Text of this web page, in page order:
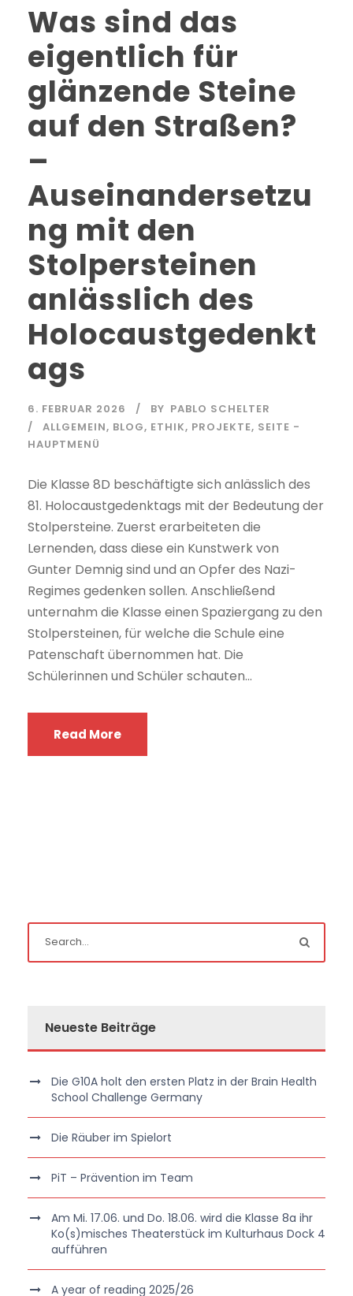
Was sind das
eigentlich für
glänzende Steine
auf den Straßen?
–
Auseinandersetzu
ng mit den
Stolpersteinen
anlässlich des
Holocaustgedenkt
ags
6. FEBRUAR 2026 BY PABLO SCHELTER
ALLGEMEIN, BLOG, ETHIK, PROJEKTE, SEITE -
HAUPTMENÜ
Die Klasse 8D beschäftigte sich anlässlich des
81. Holocaustgedenktags mit der Bedeutung der
Stolpersteine. Zuerst erarbeiteten die
Lernenden, dass diese ein Kunstwerk von
Gunter Demnig sind und an Opfer des Nazi-
Regimes gedenken sollen. Anschließend
unternahm die Klasse einen Spaziergang zu den
Stolpersteinen, für welche die Schule eine
Patenschaft übernommen hat. Die
Schülerinnen und Schüler schauten...
Read More
Neueste Beiträge
Die G10A holt den ersten Platz in der Brain Health
School Challenge Germany
Die Räuber im Spielort
PiT – Prävention im Team
Am Mi. 17.06. und Do. 18.06. wird die Klasse 8a ihr
Ko(s)misches Theaterstück im Kulturhaus Dock 4
aufführen
A year of reading 2025/26